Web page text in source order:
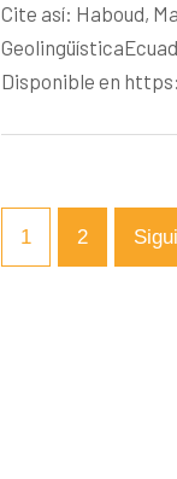
Cite así: Haboud,
Disponible en
1 2